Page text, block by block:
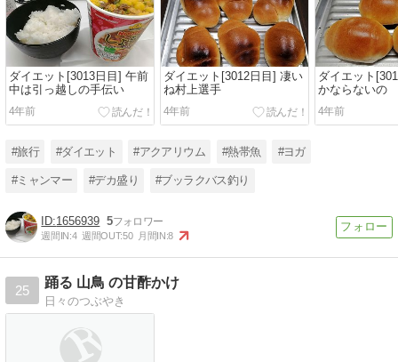
ダイエット[3013日目] 午前
中は引っ越しの手伝い
4年前
ダイエット[3012日目] 凄い
ね村上選手
4年前
ダイエット
かならないの
4年前
#旅行 #ダイエット #アクアリウム #熱帯魚 #ヨガ
#ミャンマー #デカ盛り #ブッラクバス釣り
1656939 5
週間IN:4 週間OUT:50 月間IN:8
25
踊る 山鳥 の甘酢かけ
日々のつぶやき